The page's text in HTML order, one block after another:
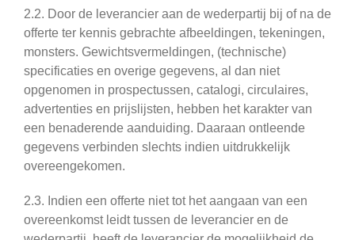
2.2. Door de leverancier aan de wederpartij bij of na de
offerte ter kennis gebrachte afbeeldingen, tekeningen,
monsters. Gewichtsvermeldingen, (technische)
specificaties en overige gegevens, al dan niet
opgenomen in prospectussen, catalogi, circulaires,
advertenties en prijslijsten, hebben het karakter van
een benaderende aanduiding. Daaraan ontleende
gegevens verbinden slechts indien uitdrukkelijk
overeengekomen.
2.3. Indien een offerte niet tot het aangaan van een
overeenkomst leidt tussen de leverancier en de